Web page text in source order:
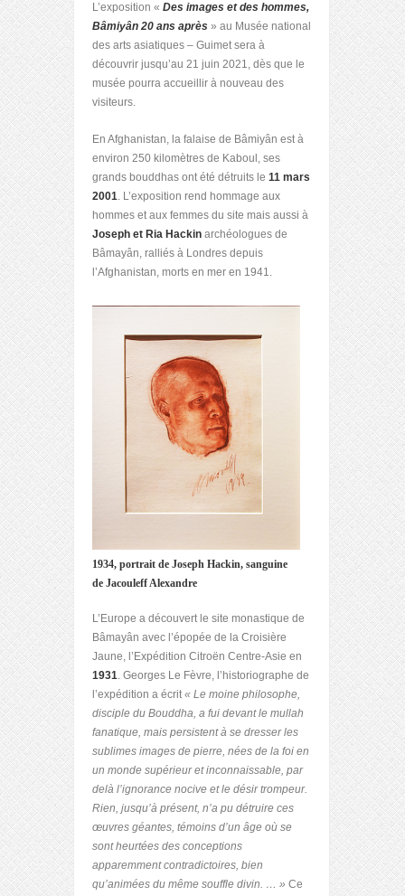
L’exposition « Des images et des hommes,
Bâmiyân 20 ans après » au Musée national
des arts asiatiques – Guimet sera à
découvrir jusqu’au 21 juin 2021, dès que le
musée pourra accueillir à nouveau des
visiteurs.
En Afghanistan, la falaise de Bâmiyân est à
environ 250 kilomètres de Kaboul, ses
grands bouddhas ont été détruits le 11 mars
2001. L’exposition rend hommage aux
hommes et aux femmes du site mais aussi à
Joseph et Ria Hackin archéologues de
Bâmayân, ralliés à Londres depuis
l’Afghanistan, morts en mer en 1941.
1934, portrait de Joseph Hackin, sanguine
de Jacouleff Alexandre
L’Europe a découvert le site monastique de
Bâmayân avec l’épopée de la Croisière
Jaune, l’Expédition Citroën Centre-Asie en
1931. Georges Le Fèvre, l’historiographe de
l’expédition a écrit« Le moine philosophe,
disciple du Bouddha, a fui devant le mullah
fanatique, mais persistent à se dresser les
sublimes images de pierre, nées de la foi en
un monde supérieur et inconnaissable, par
delà l’ignorance nocive et le désir trompeur.
Rien, jusqu’à présent, n’a pu détruire ces
œuvres géantes, témoins d’un âge où se
sont heurtées des conceptions
apparemment contradictoires, bien
qu’animées du même souffle divin. … » Ce